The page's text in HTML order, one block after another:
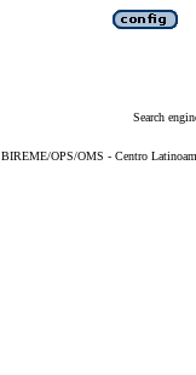
Search
BIREME/OPS/OMS - Centro